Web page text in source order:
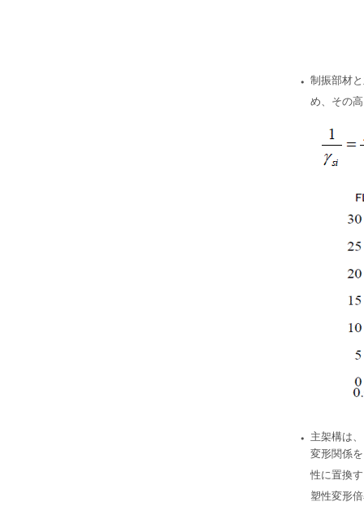
・ 制振部材
め、その
・ 主架構は
変形関係
性に置換
塑性変形